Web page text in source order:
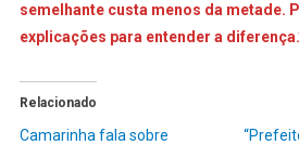
semelhante custa menos da metade.
explicações para entender a
Relacionado
Camarinha fala sobre